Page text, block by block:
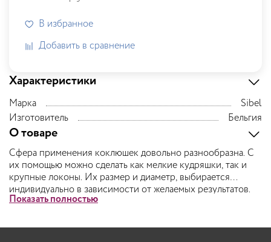
Характеристики
Марка
Sibel
Изготовитель
Бельгия
О товаре
Сфера применения коклюшек довольно разнообразна. С
их помощью можно сделать как мелкие кудряшки, так и
крупные локоны. Их размер и диаметр, выбирается
индивидуально в зависимости от желаемых результатов.
Чем меньше диаметр коклюшки, тем мельче будут завитки.
тонкие прядки, а затем накручиваются на коклюшки и
Показать полностью
В избранное
Добавить в сравнение